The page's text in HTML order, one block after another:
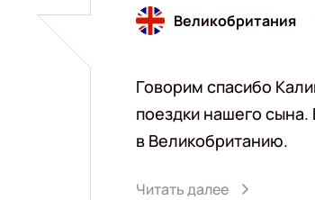
Великобритания
Говорим спасибо
поездки нашего
в Великобританию.
Читать далее